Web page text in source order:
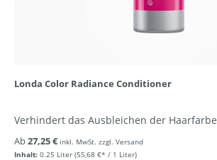
Londa Color Radiance Conditioner
Verhindert das Ausbleichen der Haarfarbe
Inhalt: 0.25 Liter (55,68 €* / 1 Liter)
Ab27,25 € inkl. MwSt. zzgl. Versand